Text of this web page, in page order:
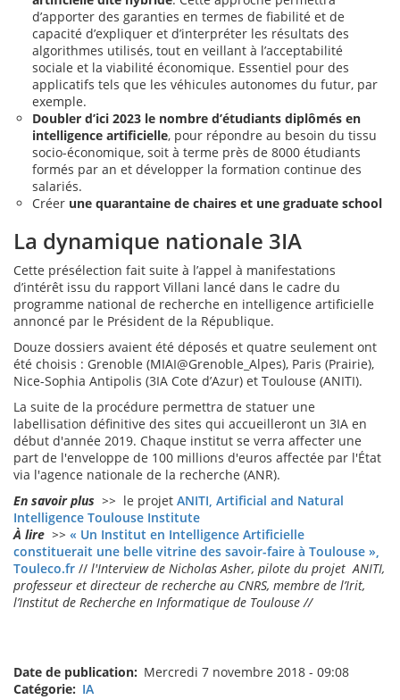
d’apporter des garanties en termes de fiabilité et de
capacité d’expliquer et d’interpréter les résultats des
algorithmes utilisés, tout en veillant à l’acceptabilité
sociale et la viabilité économique. Essentiel pour des
applicatifs tels que les véhicules autonomes du futur, par
exemple.
Doubler d’ici 2023 le nombre d’étudiants diplômés en
intelligence artificielle, pour répondre au besoin du tissu
socio-économique, soit à terme près de 8000 étudiants
formés par an et développer la formation continue des
salariés.
Créer une quarantaine de chaires et une graduate school
La dynamique nationale 3IA
Cette présélection fait suite à l’appel à manifestations
d’intérêt issu du rapport Villani lancé dans le cadre du
programme national de recherche en intelligence artificielle
annoncé par le Président de la République.
Douze dossiers avaient été déposés et quatre seulement ont
été choisis : Grenoble (MIAI@Grenoble_Alpes), Paris (Prairie),
Nice-Sophia Antipolis (3IA Cote d’Azur) et Toulouse (ANITI).
La suite de la procédure permettra de statuer une
labellisation définitive des sites qui accueilleront un 3IA en
début d'année 2019. Chaque institut se verra affecter une
part de l'enveloppe de 100 millions d'euros affectée par l'État
via l'agence nationale de la recherche (ANR).
En savoir plus >> le projet ANITI, Artificial and Natural
Intelligence Toulouse Institute
À lire >> « Un Institut en Intelligence Artificielle
constituerait une belle vitrine des savoir-faire à Toulouse »,
Touleco.fr // l'Interview de Nicholas Asher, pilote du projet ANITI,
professeur et directeur de recherche au CNRS, membre de l’Irit,
l’Institut de Recherche en Informatique de Toulouse //
Date de publication
Mercredi 7 novembre 2018 - 09:08
Catégorie
IA